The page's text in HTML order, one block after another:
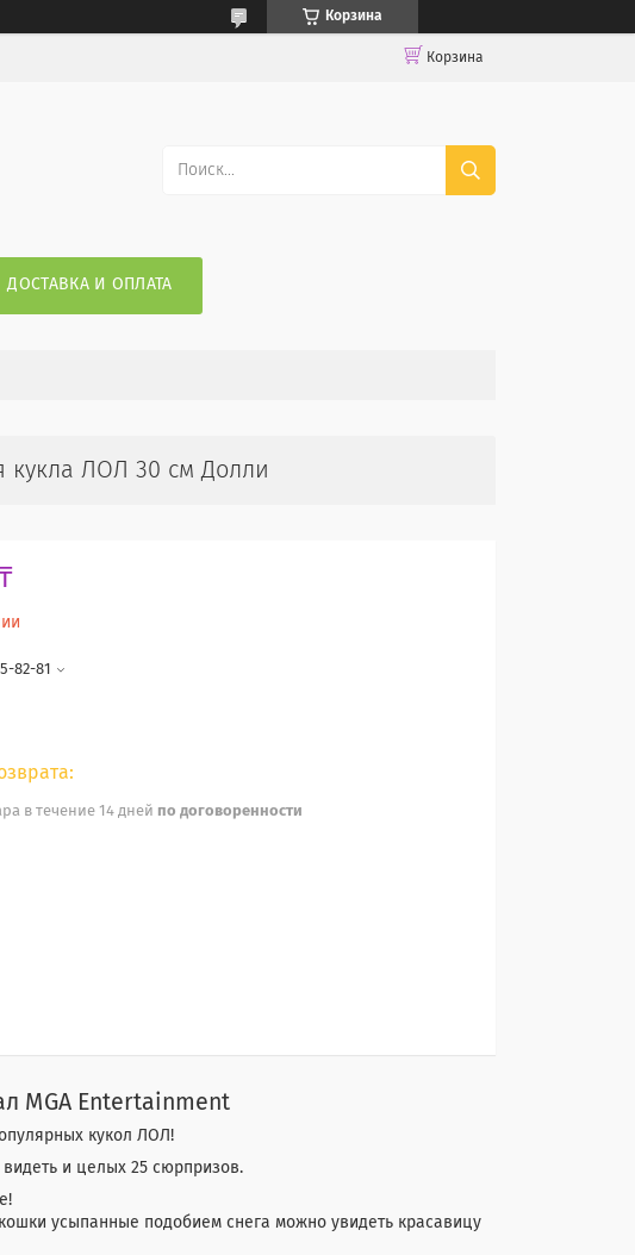
Корзина
Корзина
ДОСТАВКА И ОПЛАТА
кукла ЛОЛ 30 см Долли
82-81
в течение 14 дней по договоренности
MGA Entertainment
кукол ЛОЛ!
и целых 25 сюрпризов.
усыпанные подобием снега можно увидеть красавицу